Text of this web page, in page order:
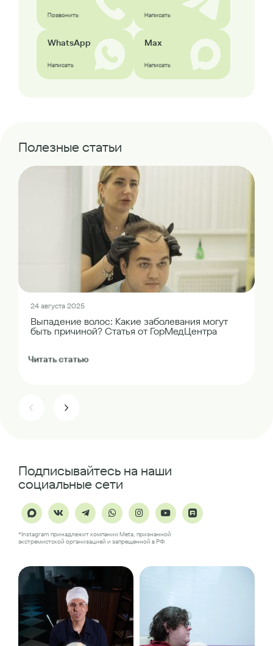
Позвонить Написать
WhatsApp
Написать
Max
Написать
Полезные статьи
24 августа 2025
Выпадение волос: Какие заболевания могут
быть причиной? Статья от ГорМедЦентра
Читать статью
Подписывайтесь на наши
социальные сети
*Instagram принадлежит компании Meta, признанной
экстремистской организацией и запрещенной в РФ.